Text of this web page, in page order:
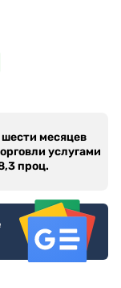
месяцев
услугами
проц.